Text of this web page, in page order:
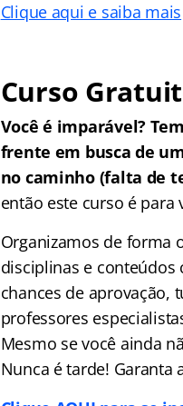
Clique aqui e saiba mais
Curso
Você é imparável?
frente em busca de
no caminho (falta de
então este curso é para
Organizamos de forma
disciplinas e conteúdos
chances de aprovação,
professores
Mesmo se você ainda
Nunca é tarde!